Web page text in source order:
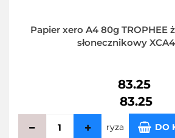
Papier xero A4 80g TROPHEE
słonecznikowy
83.25
83.25
ryza DO